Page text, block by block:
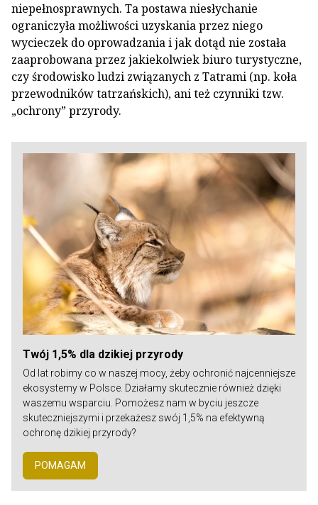
niepełnosprawnych. Ta postawa niesłychanie
ograniczyła możliwości uzyskania przez niego
wycieczek do oprowadzania i jak dotąd nie została
zaaprobowana przez jakiekolwiek biuro turystyczne,
czy środowisko ludzi związanych z Tatrami (np. koła
przewodników tatrzańskich), ani też czynniki tzw.
„ochrony” przyrody.
Twój 1,5% dla dzikiej przyrody
Od lat robimy co w naszej mocy, żeby ochronić najcenniejsze
ekosystemy w Polsce. Działamy skutecznie również dzięki
waszemu wsparciu. Pomożesz nam w byciu jeszcze
skuteczniejszymi i przekażesz swój 1,5% na efektywną
ochronę dzikiej przyrody?
POMAGAM